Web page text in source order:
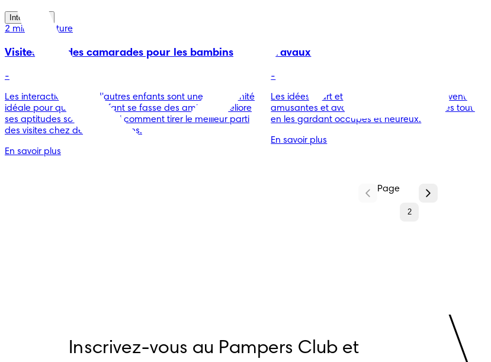
Interactions
2 min de lecture
Visites chez des camarades pour les bambins
-
Les interactions avec d'autres enfants sont une opportunité
idéale pour que votre enfant se fasse des amis et améliore
ses aptitudes sociales. Voici comment tirer le meilleur parti
des visites chez des camarades.
En savoir plus
Travaux manuels pour les tout-petits
-
Les idées d’art et de travaux manuels peuvent être
amusantes et avoir un but éducatif pour les tout-
en les gardant occupés et heureux.
En savoir plus
Page
2
Inscrivez-vous au Pampers Club et